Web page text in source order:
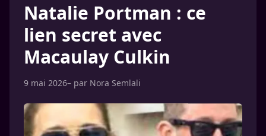
Natalie Portman : ce
lien secret avec
Macaulay Culkin
9 mai 2026– par Nora Semlali